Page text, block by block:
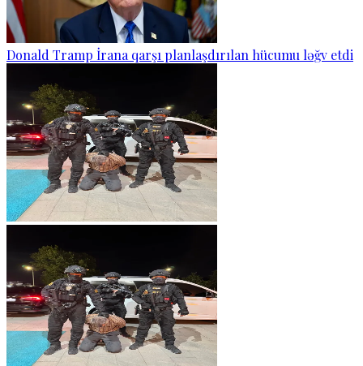
Donald Tramp İrana qarşı planlaşdırılan hücumu ləğv etdi